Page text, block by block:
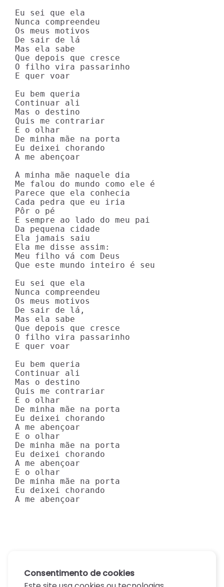
Eu sei que ela
Nunca compreendeu
Os meus motivos
De sair de lá
Mas ela sabe
Que depois que cresce
O filho vira passarinho
E quer voar
Eu bem queria
Continuar ali
Mas o destino
Quis me contrariar
E o olhar
De minha mãe na porta
Eu deixei chorando
A me abençoar
A minha mãe naquele dia
Me falou do mundo como ele é
Parece que ela conhecia
Cada pedra que eu iria
Pôr o pé
E sempre ao lado do meu pai
Da pequena cidade
Ela jamais saiu
Ela me disse assim:
Meu filho vá com Deus
Que este mundo inteiro é seu
Eu sei que ela
Nunca compreendeu
Os meus motivos
De sair de lá,
Mas ela sabe
Que depois que cresce
O filho vira passarinho
E quer voar
Eu bem queria
Continuar ali
Mas o destino
Quis me contrariar
E o olhar
De minha mãe na porta
Eu deixei chorando
A me abençoar
E o olhar
De minha mãe na porta
Eu deixei chorando
A me abençoar
E o olhar
De minha mãe na porta
Eu deixei chorando
A me abençoar
Consentimento de cookies